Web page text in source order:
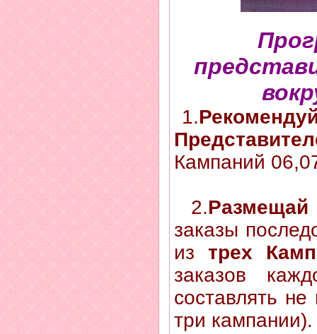
1.
Кампаний
2.Размещай
заказы
из трех
заказов
составлять
три кампании).